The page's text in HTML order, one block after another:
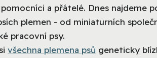
a přátelé. Dnes najdeme
plemen - od miniaturních
pracovní psy.
všechna plemena psů geneticky